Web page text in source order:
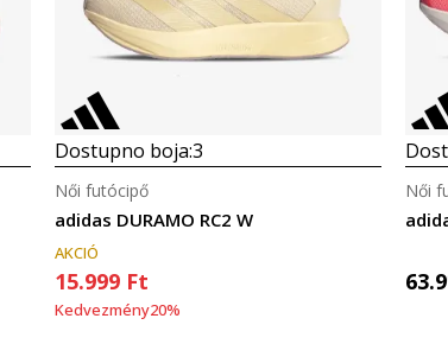
Dostupno boja:3
adidas DURAMO RC2 W
Női futócipő
AKCIÓ
15.999 Ft
Kedvezmény20%
Női